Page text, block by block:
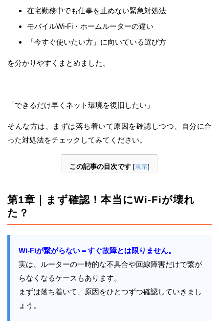
在宅勤務中でも仕事を止めない緊急対処法
モバイルWi-Fi・ホームルーターの違い
「今すぐ使いたい方」に向いている選び方
を分かりやすくまとめました。
「できるだけ早くネット環境を復旧したい」
そんな方は、まずは落ち着いて原因を確認しつつ、自分に合
った対処法をチェックしてみてください。
この記事の目次です [表示]
第1章｜まず確認！本当にWi-Fiが壊れ
た？
Wi-Fiが繋がらない＝すぐ故障とは限りません。
実は、ルーターの一時的な不具合や回線障害だけで繋が
らなくなるケースもあります。
まずは落ち着いて、原因をひとつずつ確認していきまし
ょう。